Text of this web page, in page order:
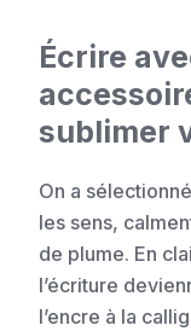
Écrire
sublimer
On a
les sens,
de plume. En
l’écriture
l’encre à la